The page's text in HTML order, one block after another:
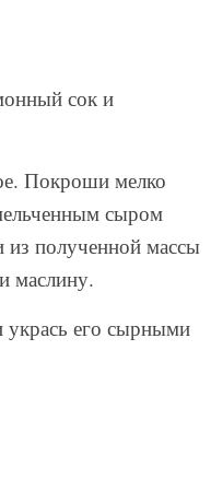
сок и
Покроши мелко
сыром
полученной массы
маслину.
его сырными